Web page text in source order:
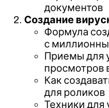
документов
Создание
Формула
с
Приемы для
просмотров
Как
для роликов
Техники